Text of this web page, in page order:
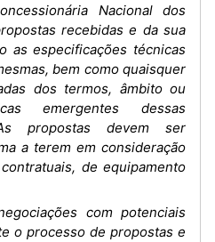
Nacional dos
recebidas e da sua
as especificações técnicas
bem como quaisquer
dos termos, âmbito ou
emergentes dessas
propostas devem ser
a terem em consideração
de equipamento
com potenciais
o processo de propostas e